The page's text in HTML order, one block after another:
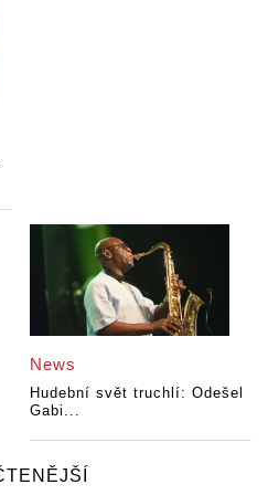
News
Hudební svět truchlí: Odešel
Gabi...